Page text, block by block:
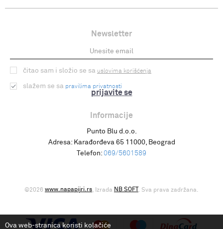
Newsletter
prijavite se
čitao sam i složio se sa uslovima korišćenja
slažem se sa pravilima privatnosti
Informacije
Punto Blu d.o.o.
Adresa: Karađorđeva 65 11000, Beograd
Telefon: 069/5601589
©2026 www.napapijri.rs , Izrada NB SOFT . Sva prava zadržana.
Ova web-stranica koristi kolačiće